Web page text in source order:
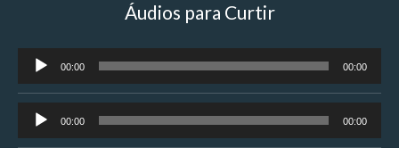
Áudios para Curtir
Tocador
de
áudio
00:00 00:00
Tocador
de
00:00 00:00